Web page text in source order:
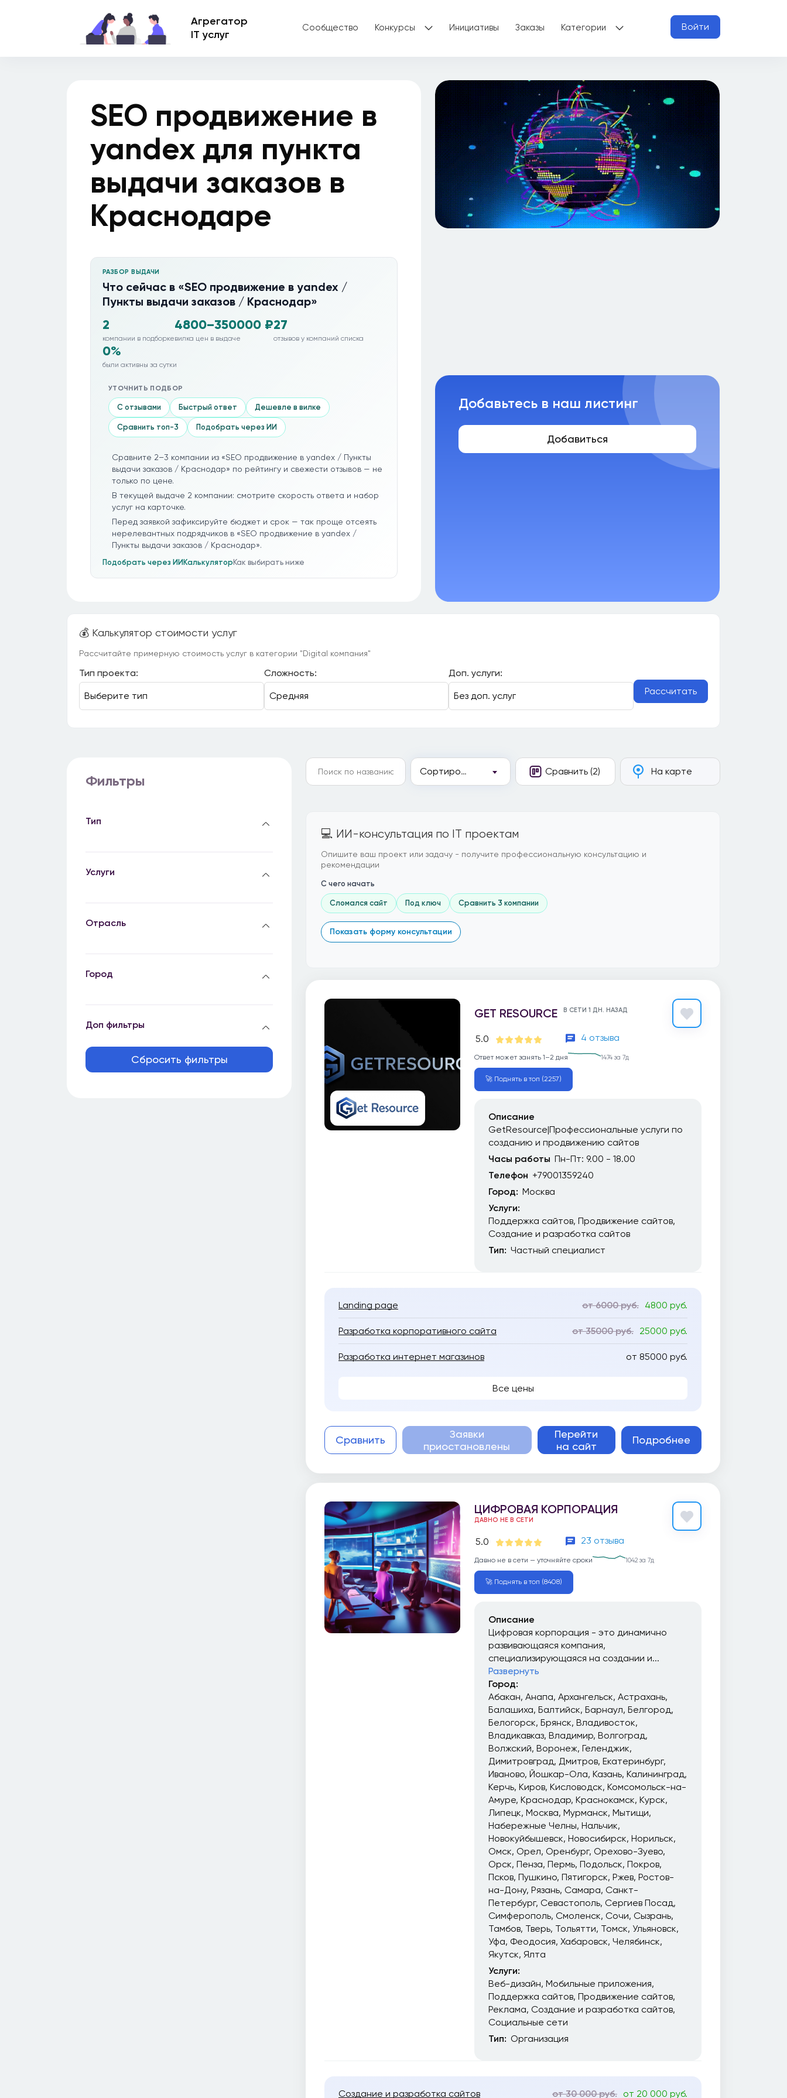
Агрегатор
IT услуг
Сообщество Конкурсы Инициативы Заказы Категории Войти
SEO продвижение в
yandex для пункта
выдачи заказов в
Краснодаре
РАЗБОР ВЫДАЧИ
Что сейчас в «SEO продвижение в yandex /
Пункты выдачи заказов / Краснодар»
2
компании в подборке
4800–350000 ₽
вилка цен в выдаче
27
отзывов у компаний списка
0%
были активны за сутки
УТОЧНИТЬ ПОДБОР
С отзывами Быстрый ответ Дешевле в вилке
Сравнить топ-3 Подобрать через ИИ
Сравните 2–3 компании из «SEO продвижение в yandex / Пункты
выдачи заказов / Краснодар» по рейтингу и свежести отзывов — не
только по цене.
В текущей выдаче 2 компании: смотрите скорость ответа и набор
услуг на карточке.
Перед заявкой зафиксируйте бюджет и срок — так проще отсеять
нерелевантных подрядчиков в «SEO продвижение в yandex /
Пункты выдачи заказов / Краснодар».
Подобрать через ИИКалькуляторКак выбирать ниже
Добавьтесь в наш листинг
Добавиться
💰 Калькулятор стоимости услуг
Рассчитайте примерную стоимость услуг в категории "Digital компания"
Тип проекта: Сложность:
Доп. услуги:
Рассчитать
Фильтры
Тип
Услуги
Отрасль
Город
Доп фильтры
Сбросить фильтры
Сравнить (2)
Сортировка На карте
💻 ИИ-консультация по IT проектам
Опишите ваш проект или задачу - получите профессиональную консультацию и
рекомендации
С чего начать
Сломался сайт Под ключ Сравнить 3 компании
Показать форму консультации
GET RESOURCE В СЕТИ 1 ДН. НАЗАД
5.0 4 отзыва
Ответ может занять 1–2 дня 1474 за 7д
🚀 Поднять в топ (2257)
Описание
GetResource|Профессиональные услуги по
созданию и продвижению сайтов
Часы работы Пн-Пт: 9.00 - 18.00
Телефон +79001359240
Город: Москва
Услуги:
Поддержка сайтов Продвижение сайтов
Создание и разработка сайтов
Тип: Частный специалист
Landing page от 6000 руб. 4800 руб.
Разработка корпоративного сайта от 35000 руб. 25000 руб.
Разработка интернет магазинов от 85000 руб.
Все цены
Сравнить
Заявки
приостановлены
Перейти
на сайт
Подробнее
ЦИФРОВАЯ КОРПОРАЦИЯ
ДАВНО НЕ В СЕТИ
5.0 23 отзыва
Давно не в сети — уточняйте сроки 1042 за 7д
🚀 Поднять в топ (8408)
Описание
Цифровая корпорация - это динамично
развивающаяся компания,
специализирующаяся на создании и...
Развернуть
Город:
Абакан Анапа Архангельск Астрахань
Балашиха Балтийск Барнаул Белгород
Белогорск Брянск Владивосток
Владикавказ Владимир Волгоград
Волжский Воронеж Геленджик
Димитровград
Дмитров Екатеринбург
Иваново Йошкар-Ола Казань Калининград
Керчь Киров Кисловодск Комсомольск-на-
Амуре Краснодар Краснокамск Курск
Липецк Москва Мурманск Мытищи
Набережные Челны Нальчик
Новокуйбышевск Новосибирск Норильск
Омск Орел Оренбург Орехово-Зуево
Орск Пенза Пермь Подольск Покров
Псков Пушкино Пятигорск Ржев Ростов-
на-Дону Рязань Самара Санкт-
Петербург Севастополь Сергиев Посад
Симферополь Смоленск Сочи Сызрань
Тамбов Тверь Тольятти Томск Ульяновск
Уфа Феодосия Хабаровск Челябинск
Якутск Ялта
Услуги:
Веб-дизайн Мобильные приложения
Поддержка сайтов Продвижение сайтов
Реклама Создание и разработка сайтов
Социальные сети
Тип: Организация
Создание и разработка сайтов от 30 000 руб. от 20 000 руб.